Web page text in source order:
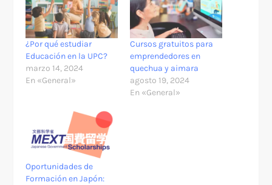
¿Por qué estudiar
Educación en la UPC?
marzo 14, 2024
En «General»
Cursos gratuitos para
emprendedores en
quechua y aimara
agosto 19, 2024
En «General»
Oportunidades de
Formación en Japón: